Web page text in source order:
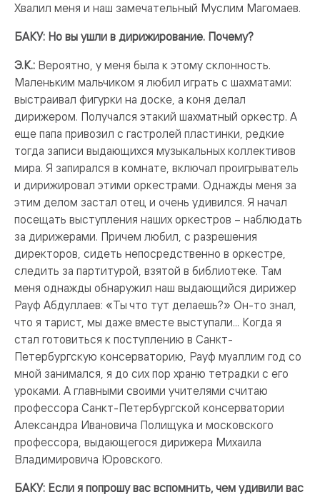
Хвалил меня и наш замечательный Муслим Магомаев.
БАКУ: Но вы ушли в дирижирование. Почему?
Э.К.: Вероятно, у меня была к этому склонность.
Маленьким мальчиком я любил играть с шахматами:
выстраивал фигурки на доске, а коня делал
дирижером. Получался этакий шахматный оркестр. А
еще папа привозил с гастролей пластинки, редкие
тогда записи выдающихся музыкальных коллективов
мира. Я запирался в комнате, включал проигрыватель
и дирижировал этими оркестрами. Однажды меня за
этим делом застал отец и очень удивился. Я начал
посещать выступления наших оркестров – наблюдать
за дирижерами. Причем любил, с разрешения
директоров, сидеть непосредственно в оркестре,
следить за партитурой, взятой в библиотеке. Там
меня однажды обнаружил наш выдающийся дирижер
Рауф Абдуллаев: «Ты что тут делаешь?» Он-то знал,
что я тарист, мы даже вместе выступали... Когда я
стал готовиться к поступлению в Санкт-
Петербургскую консерваторию, Рауф муаллим год со
мной занимался, я до сих пор храню тетрадки с его
уроками. А главными своими учителями считаю
профессора Санкт-Петербургской консерватории
Александра Ивановича Полищука и московского
профессора, выдающегося дирижера Михаила
Владимировича Юровского.
БАКУ: Если я попрошу вас вспомнить, чем удивили вас